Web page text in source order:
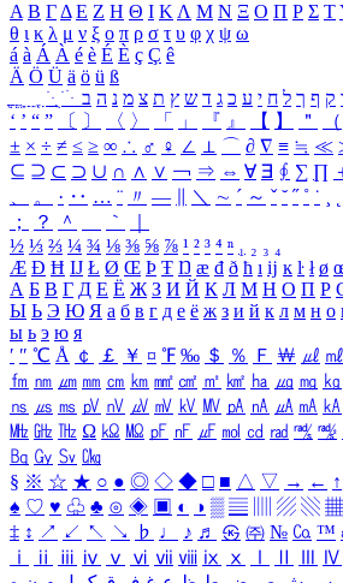
Α Β ΓΔ Ε Ζ Η Θ Ι ΚΛ Μ Ν Ξ Ο Π Ρ Σ Τ
θ ι κ λ μ ν ξ ο π ρ σ τ υ φ χ ψ ω
á à Á À é è É È ç Ç ê
Ä Ö Ü ä ö ü ß
ִֶֹ ֻּ ׁׂ ק ף ך ל ח י ע כ ג ד ש ץ ת צ מ נ ה ב
‘ ’ “ ” 〔 〕 〈 〉 「 」 『 』 【 】 ＂ （
± × ÷ ≠ ≤ ≥ ∞ ∴ ♂ ♀ ∠ ⊥ ⌒ ∂ ∇ ≡ ≒ ≪
⊆ ⊇ ⊂ ⊃ ∪ ∩ ∧ ∨ ￢ ⇒ ⇔ ∀ ∃ ∮ ∑ ∏
、
。 · ‥ … ¨ 〃 ― ＼ ∼ ´ ～ ˇ ˘ ˝ ˚ ˙ ¸
；
？ ＾ ｀
½ ⅓ ⅔ ¼ ¾ ⅛ ⅜ ⅝ ⅞ ¹ ² ³ ⁴ ⁿ ₁ ₂ ₃ ₄
Æ Ð Ħ Ĳ Ł Ø Œ Þ Ŧ Ŋ æ đ ð ħ ı ĳ ĸ ŀ ł ø
А Б В Г Д Е Ё Ж З И Й К Л М Н О П Р
Ы Ь Э Ю Я а б в г д е ё ж з и й к л м н о
ы ь э ю я
′ ″ ℃ Å ￠ ￡ ￥ ¤ ℉ ‰ ＄ ％ Ｆ ￦ ㎕ ㎖
㎙ ㎚ ㎛ ㎜ ㎝ ㎞ ㎟ ㎠ ㎡ ㎢ ㏊ ㎍ ㎎ ㎏
㎱ ㎲ ㎳ ㎴ ㎵ ㎶ ㎷ ㎸ ㎹ ㎀ ㎁ ㎂ ㎃ ㎄
㎒ ㎓ ㎔ Ω ㏀ ㏁ ㎊ ㎋ ㎌ ㏖ ㏅ ㎭ ㎮ ㎯
㏃ ㏉ ㏜ ㏆
§ ※ ☆ ★ ○ ● ◎ ◇ ◆ □ ■ △ ▽ → ← ↑
♠ ♡ ♥ ♧ ♣ ⊙ ◈ ▣ ◐ ◑ ▒ ▤ ▨ ▧ ▦
‡ ↕ ↗ ↙ ↖ ↘ ♭ ♩ ♪ ♬ ㉿ ㈜ № ㏇ ™
ⅰ
ⅱ ⅲ ⅳ ⅴ ⅵ ⅶ ⅷ ⅸ ⅹ Ⅳ